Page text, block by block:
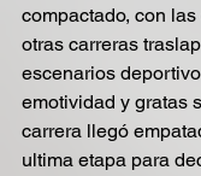
compactado, con
otras carreras
escenarios
emotividad y gratas
carrera llegó
ultima etapa para